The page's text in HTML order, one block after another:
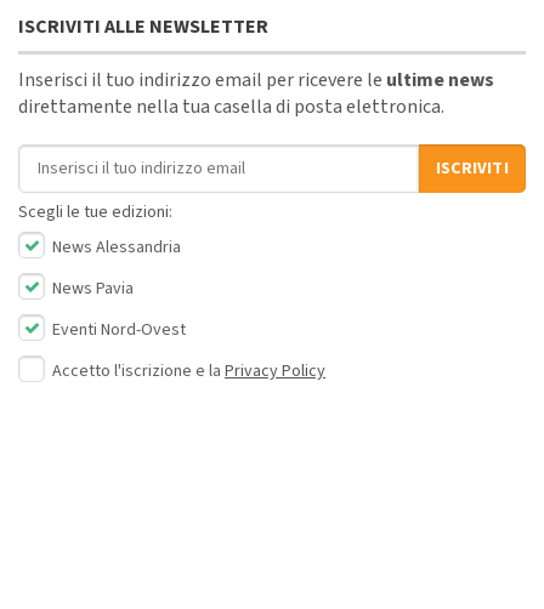
ISCRIVITI ALLE NEWSLETTER
Inserisci il tuo indirizzo email per ricevere le ultime news
direttamente nella tua casella di posta elettronica.
Indirizzo email
ISCRIVITI
Scegli le tue edizioni:
News Alessandria
News Pavia
Eventi Nord-Ovest
Accetto l'iscrizione e la Privacy Policy